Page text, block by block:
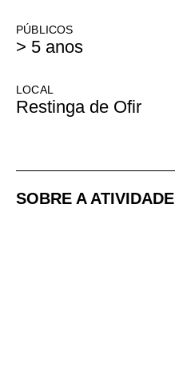
PÚBLICOS
> 5 anos
LOCAL
Restinga de Ofir
SOBRE A ATIVIDADE